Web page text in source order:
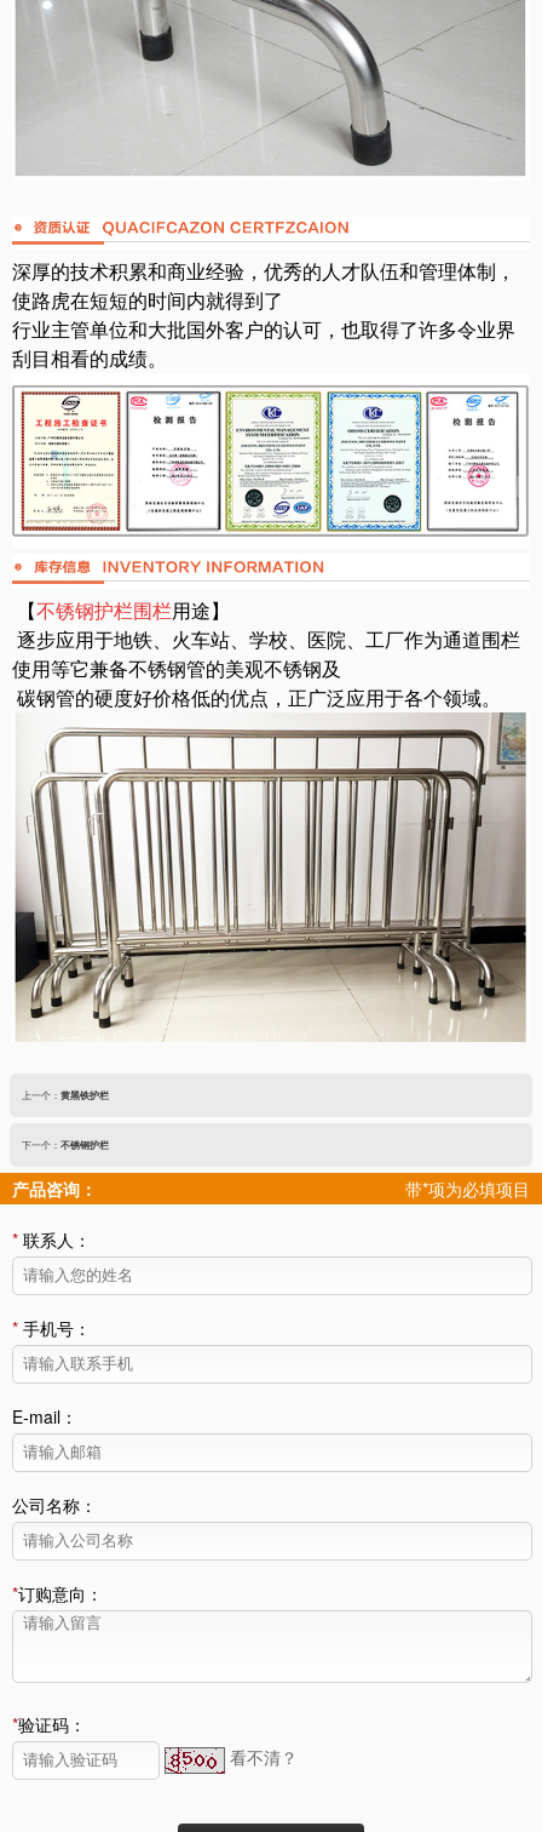
深厚的技术积累和商业经验，优秀的人才队伍和管理体制，
使路虎在短短的时间内就得到了
行业主管单位和大批国外客户的认可，也取得了许多令业界
刮目相看的成绩。
【不锈钢护栏围栏用途】
逐步应用于地铁、火车站、学校、医院、工厂作为通道围栏
使用等它兼备不锈钢管的美观不锈钢及
碳钢管的硬度好价格低的优点，正广泛应用于各个领域。
上一个： 黄黑铁护栏
下一个： 不锈钢护栏
产品咨询： 带*项为必填项目
* 联系人：
* 手机号：
E-mail：
公司名称：
*订购意向：
*验证码：
看不清？